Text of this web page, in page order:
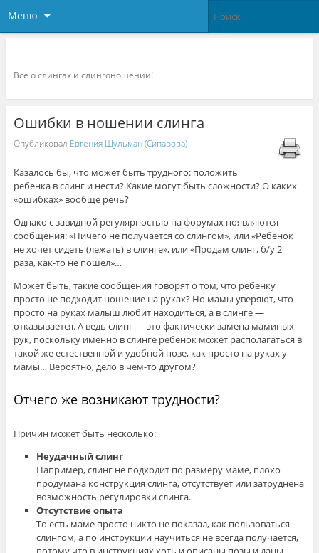
Меню
Всё о слингах и слингоношении!
Ошибки в ношении слинга
Опубликовал Евгения Шульман (Сипарова)
Казалось бы, что может быть трудного: положить
ребенка в слинг и нести? Какие могут быть сложности? О каких
«ошибках» вообще речь?
Однако с завидной регулярностью на форумах появляются
сообщения: «Ничего не получается со слингом», или «Ребенок
не хочет сидеть (лежать) в слинге», или «Продам слинг, б/у 2
раза, как-то не пошел»…
Может быть, такие сообщения говорят о том, что ребенку
просто не подходит ношение на руках? Но мамы уверяют, что
просто на руках малыш любит находиться, а в слинге —
отказывается. А ведь слинг — это фактически замена маминых
рук, поскольку именно в слинге ребенок может располагаться в
такой же естественной и удобной позе, как просто на руках у
мамы… Вероятно, дело в чем-то другом?
Отчего же возникают трудности?
Причин может быть несколько:
Неудачный слинг
Например, слинг не подходит по размеру маме, плохо
продумана конструкция слинга, отсутствует или затруднена
возможность регулировки слинга.
Отсутствие опыта
То есть маме просто никто не показал, как пользоваться
слингом, а по инструкции научиться не всегда получается,